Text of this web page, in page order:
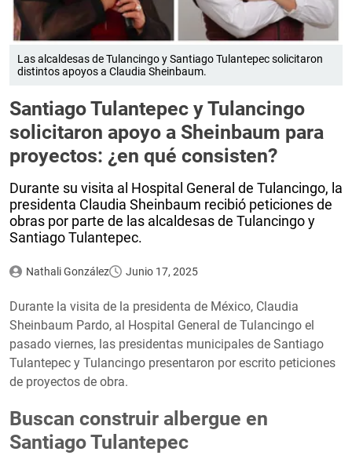
Las alcaldesas de Tulancingo y Santiago Tulantepec solicitaron
distintos apoyos a Claudia Sheinbaum.
Santiago Tulantepec y Tulancingo
solicitaron apoyo a Sheinbaum para
proyectos: ¿en qué consisten?
Durante su visita al Hospital General de Tulancingo, la
presidenta Claudia Sheinbaum recibió peticiones de
obras por parte de las alcaldesas de Tulancingo y
Santiago Tulantepec.
Nathali González Junio 17, 2025
Durante la visita de la presidenta de México, Claudia
Sheinbaum Pardo, al Hospital General de Tulancingo el
pasado viernes, las presidentas municipales de Santiago
Tulantepec y Tulancingo presentaron por escrito peticiones
de proyectos de obra.
Buscan construir albergue en
Santiago Tulantepec